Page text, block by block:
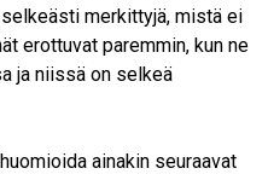
merkittyjä, mistä ei
erottuvat paremmin, kun ne
ja niissä on selkeä
ainakin seuraavat